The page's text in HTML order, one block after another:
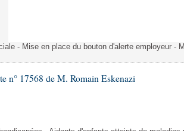
- Mise en place du bouton d'alerte employeur -
n° 17568 de M. Romain Eskenazi